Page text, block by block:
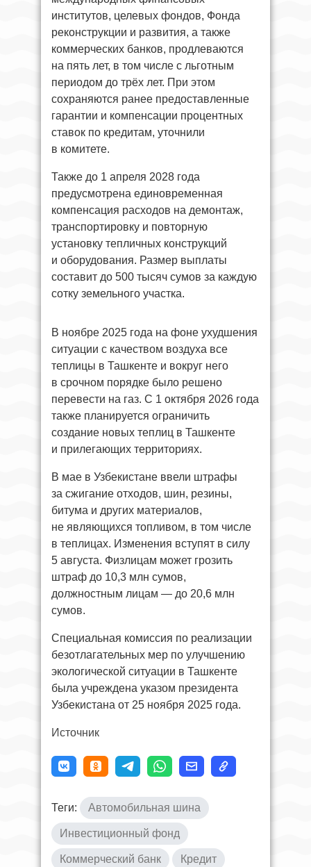
институтов, целевых фондов, Фонда
реконструкции и развития, а также
коммерческих банков, продлеваются
на пять лет, в том числе с льготным
периодом до трёх лет. При этом
сохраняются ранее предоставленные
гарантии и компенсации процентных
ставок по кредитам, уточнили
в комитете.
Также до 1 апреля 2028 года
предусмотрена единовременная
компенсация расходов на демонтаж,
транспортировку и повторную
установку тепличных конструкций
и оборудования. Размер выплаты
составит до 500 тысяч сумов за каждую
сотку земельного участка.
В ноябре 2025 года на фоне ухудшения
ситуации с качеством воздуха все
теплицы в Ташкенте и вокруг него
в срочном порядке было решено
перевести на газ. С 1 октября 2026 года
также планируется ограничить
создание новых теплиц в Ташкенте
и прилегающих территориях.
В мае в Узбекистане ввели штрафы
за сжигание отходов, шин, резины,
битума и других материалов,
не являющихся топливом, в том числе
в теплицах. Изменения вступят в силу
5 августа. Физлицам может грозить
штраф до 10,3 млн сумов,
должностным лицам — до 20,6 млн
сумов.
Специальная комиссия по реализации
безотлагательных мер по улучшению
экологической ситуации в Ташкенте
была учреждена указом президента
Узбекистана от 25 ноября 2025 года.
Источник
Теги: Автомобильная шина
Инвестиционный фонд
Коммерческий банк Кредит